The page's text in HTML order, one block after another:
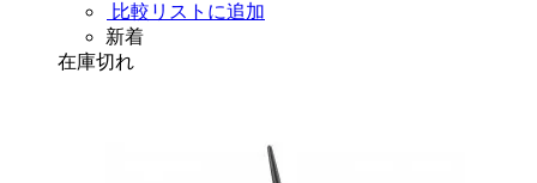
比較リストに追加
新着
在庫切れ